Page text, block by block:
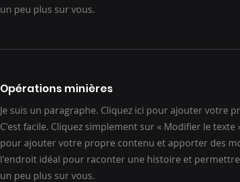
un peu plus sur vous.
Opérations minières
Je suis un paragraphe. Cliquez ici pour ajouter votre
C'est facile. Cliquez simplement sur « Modifier le
pour ajouter votre propre contenu et apporter des
l'endroit idéal pour raconter une histoire et
un peu plus sur vous.